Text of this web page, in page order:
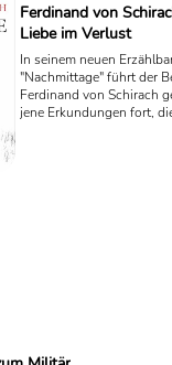
Ferdinand von
Liebe im Verlust
In seinem neuen
"Nachmittage" führt der
Ferdinand von Schirach
jene Erkundungen fort,